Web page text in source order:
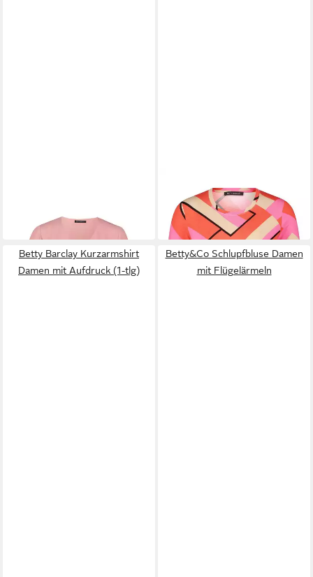
69,99 €
T-Shirt
49,99 €
Betty Barclay Kurzarmshirt
Damen mit Aufdruck (1-tlg)
Betty&Co Schlupfbluse Damen
mit Flügelärmeln